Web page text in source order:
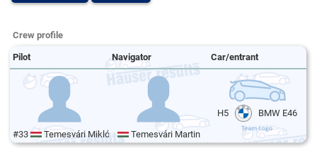
Crew profile
Pilot Navigator Car/entrant
#33 Temesvári Miklós Temesvári Martin
H5 BMW E46